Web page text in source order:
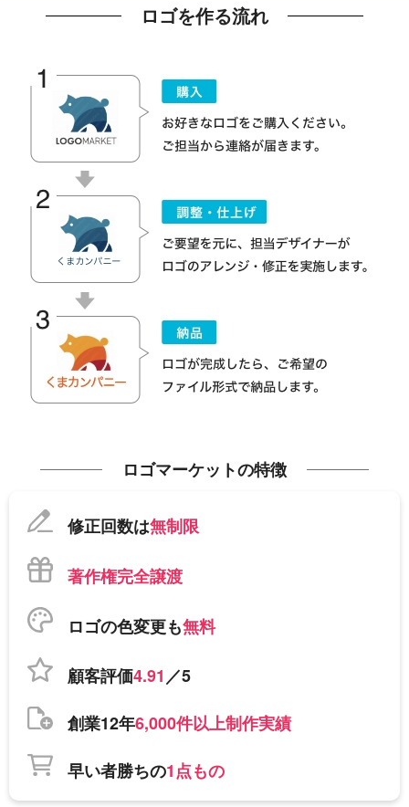
ロゴを作る流れ
ロゴマーケットの特徴
修正回数は無制限
著作権完全譲渡
ロゴの色変更も無料
顧客評価4.91／5
創業12年6,000件以上制作実績
早い者勝ちの1点もの